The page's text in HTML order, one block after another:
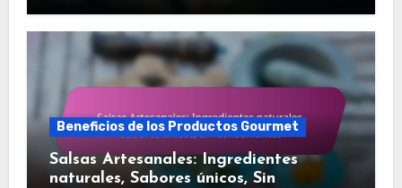
Beneficios de los Productos Gourmet
Salsas Artesanales: Ingredientes
naturales, Sabores únicos, Sin